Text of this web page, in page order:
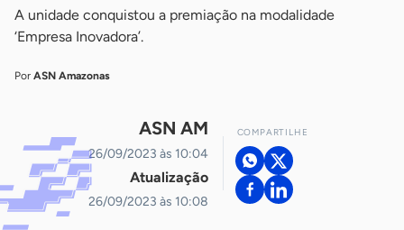
A unidade conquistou a premiação na modalidade
‘Empresa Inovadora’.
Por ASN Amazonas
ASN AM
26/09/2023 às 10:04
Atualização
26/09/2023 às 10:08
COMPARTILHE